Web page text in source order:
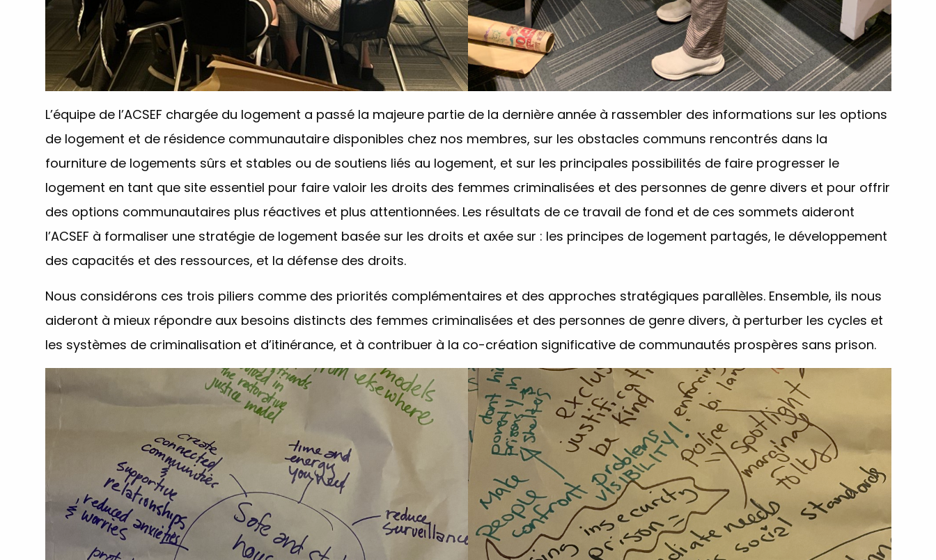
L’équipe de l’ACSEF chargée du logement a passé la majeure partie de la dernière année à rassembler des informations sur les options
de logement et de résidence communautaire disponibles chez nos membres, sur les obstacles communs rencontrés dans la
fourniture de logements sûrs et stables ou de soutiens liés au logement, et sur les principales possibilités de faire progresser le
logement en tant que site essentiel pour faire valoir les droits des femmes criminalisées et des personnes de genre divers et pour offrir
des options communautaires plus réactives et plus attentionnées. Les résultats de ce travail de fond et de ces sommets aideront
l’ACSEF à formaliser une stratégie de logement basée sur les droits et axée sur : les principes de logement partagés, le développement
des capacités et des ressources, et la défense des droits.
Nous considérons ces trois piliers comme des priorités complémentaires et des approches stratégiques parallèles. Ensemble, ils nous
aideront à mieux répondre aux besoins distincts des femmes criminalisées et des personnes de genre divers, à perturber les cycles et
les systèmes de criminalisation et d’itinérance, et à contribuer à la co-création significative de communautés prospères sans prison.